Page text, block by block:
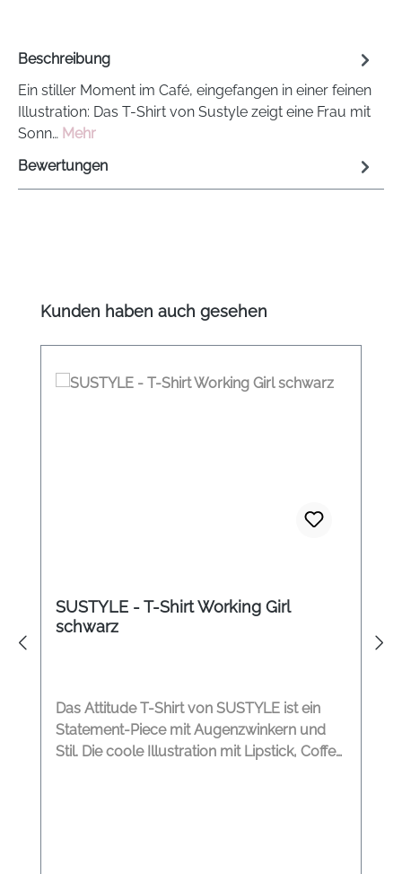
Beschreibung
Ein stiller Moment im Café, eingefangen in einer feinen
Illustration: Das T-Shirt von Sustyle zeigt eine Frau mit
Sonn… Mehr
Bewertungen
Produktgalerie überspringen
Kunden haben auch gesehen
SUSTYLE - T-Shirt Working Girl
schwarz
Das Attitude T-Shirt von SUSTYLE ist ein
Statement-Piece mit Augenzwinkern und
Stil. Die coole Illustration mit Lipstick, Coffee